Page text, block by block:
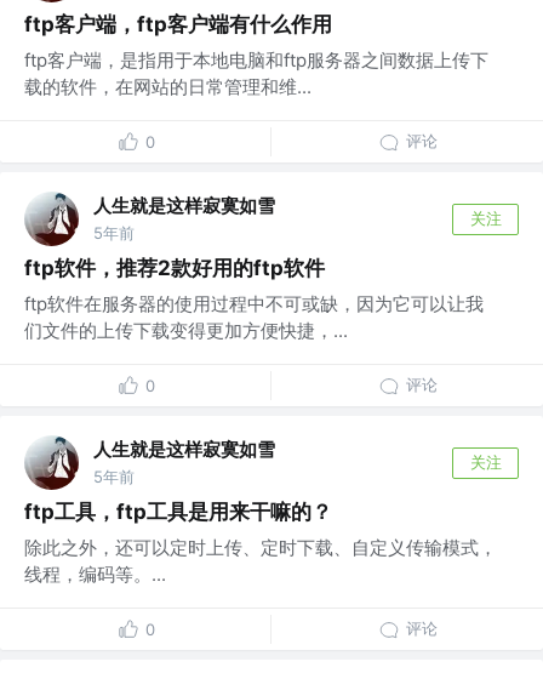
ftp客户端，ftp客户端有什么作用
ftp客户端，是指用于本地电脑和ftp服务器之间数据上传下
载的软件，在网站的日常管理和维...
0 评论
人生就是这样寂寞如雪
5年前
关注
ftp软件，推荐2款好用的ftp软件
ftp软件在服务器的使用过程中不可或缺，因为它可以让我
们文件的上传下载变得更加方便快捷，...
0 评论
人生就是这样寂寞如雪
5年前
关注
ftp工具，ftp工具是用来干嘛的？
除此之外，还可以定时上传、定时下载、自定义传输模式，
线程，编码等。...
0 评论